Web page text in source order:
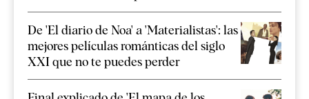
De 'El diario de Noa' a 'Materialistas': las
mejores películas románticas del siglo
XXI que no te puedes perder